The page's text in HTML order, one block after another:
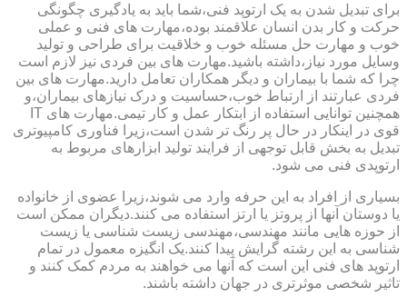
برای تبدیل شدن به یک ارتوپد فنی،شما باید به یادگیری چگونگی
حرکت و کار بدن انسان علاقمند بوده،مهارت های فنی و عملی
خوب و مهارت حل مسئله خوب و خلاقیت برای طراحی و تولید
وسایل مورد نیاز،داشته باشید.مهارت های بین فردی نیز لازم است
چرا که شما با بیماران و دیگر همکاران تعامل دارید.مهارت های بین
فردی عبارتند از ارتباط خوب،حساسیت و درک نیازهای بیماران،و
همچنین توانایی استفاده از ابتکار عمل و کار تیمی.مهارت های IT
قوی در اینکار در حال پر رنگ تر شدن است،زیرا فناوری کامپیوتری
تبدیل به بخش قابل توجهی از فرایند تولید ابزارهای مربوط به
ارتوپدی فنی می شود.
بسیاری از افراد به این حرفه وارد می شوند،زیرا عضوی از خانواده
یا دوستان آنها از پروتز یا ارتز استفاده می کنند.دیگران ممکن است
از حوزه هایی مانند مهندسی،مهندسی زیست شناسی یا زیست
شناسی به این رشته گرایش پیدا کنند.یک انگیزه معمول در تمام
ارتوپد های فنی این است که آنها می خواهند به مردم کمک کنند و
تاثیر شخصی موثرتری در جهان داشته باشند.